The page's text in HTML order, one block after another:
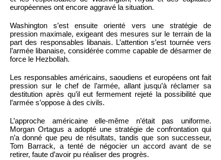
européennes ont encore aggravé la situation.
Washington s’est ensuite orienté vers une stratégie de
pression maximale, exigeant des mesures sur le terrain de la
part des responsables libanais. L’attention s’est tournée vers
l’armée libanaise, considérée comme capable de désarmer de
force le Hezbollah.
Les responsables américains, saoudiens et européens ont fait
pression sur le chef de l’armée, allant jusqu’à réclamer sa
destitution après qu’il eut fermement rejeté la possibilité que
l’armée s’oppose à des civils.
L’approche américaine elle-même n’était pas uniforme.
Morgan Ortagus a adopté une stratégie de confrontation qui
n’a donné que peu de résultats, tandis que son successeur,
Tom Barrack, a tenté de négocier un accord avant de se
retirer, faute d’avoir pu réaliser des progrès.